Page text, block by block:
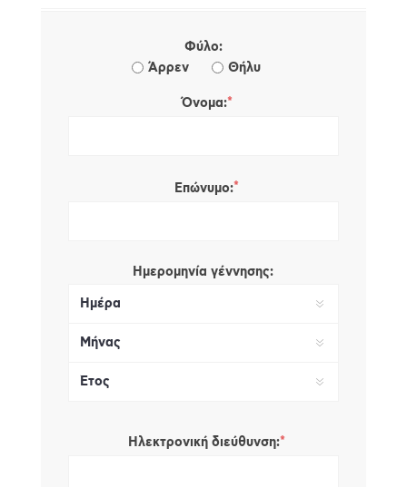
Φύλο:
Άρρεν
Θήλυ
Όνομα:*
Επώνυμο:*
Ημερομηνία γέννησης:
Ηλεκτρονική διεύθυνση:*